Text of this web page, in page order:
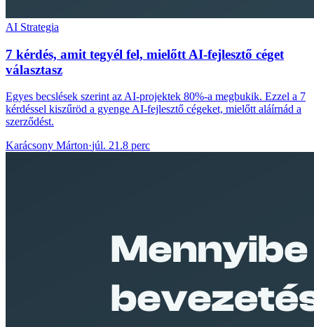
AI Strategia
7 kérdés, amit tegyél fel, mielőtt AI-fejlesztő céget
választasz
Egyes becslések szerint az AI-projektek 80%-a megbukik. Ezzel a 7
kérdéssel kiszűröd a gyenge AI-fejlesztő cégeket, mielőtt aláírnád a
szerződést.
Karácsony Márton·júl. 21.8 perc